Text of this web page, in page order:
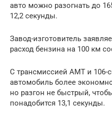
авто можно разогнать до
12,2 секунды.
Завод-изготовитель
расход бензина на 100 км
С трансмиссией АМТ и
автомобиль более
но разгон не быстрый,
понадобится 13,1 секунды.